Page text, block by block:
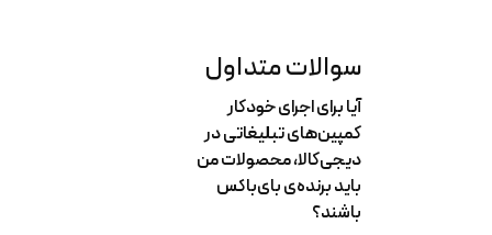
سوالات متداول
آیا برای اجرای خودکار
کمپین‌های تبلیغاتی در
دیجی‌کالا، محصولات من
باید برنده‌ی بای‌باکس